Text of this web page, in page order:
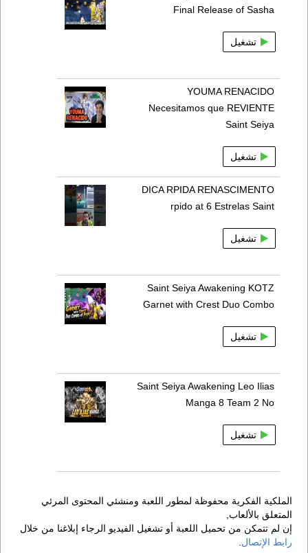
Final Release of Sasha
تشغيل
YOUMA RENACIDO
Necesitamos que REVIENTE
Saint Seiya
تشغيل
DICA RPIDA RENASCIMENTO
rpido at 6 Estrelas Saint
تشغيل
Saint Seiya Awakening KOTZ
Garnet with Crest Duo Combo
تشغيل
Saint Seiya Awakening Leo Ilias
Manga 8 Team 2 No
تشغيل
الملكية الفكرية محفوظة لمطور اللعبة ومنشئي المحتوى المرئي
المتعلق بالألعاب,
إن لم تتمكن من تحميل اللعبة أو تشغيل الفيديو الرجاء إبلاغنا من خلال
رابط الإتصال